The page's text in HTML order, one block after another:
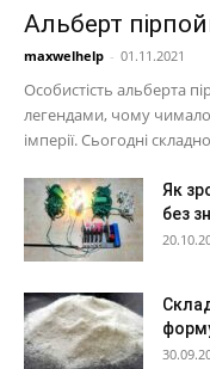
Альберт
maxwelhelp - 01.11.2021
Особистість альберта
легендами, чому чимало
імперії. Сьогодні
Як
без